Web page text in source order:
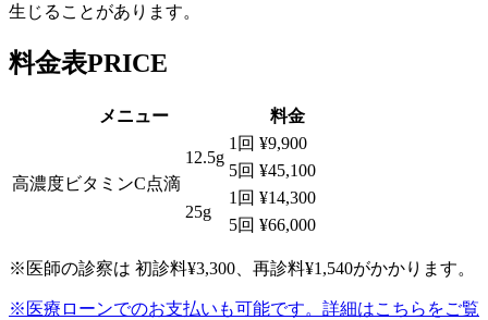
生じることがあります。
料金表PRICE
メニュー 料金
高濃度ビタミンC点滴
12.5g
1回 ¥9,900
5回 ¥45,100
25g
1回 ¥14,300
5回 ¥66,000
※医師の診察は 初診料¥3,300、再診料¥1,540がかかります。
※医療ローンでのお支払いも可能です。詳細はこちらをご覧